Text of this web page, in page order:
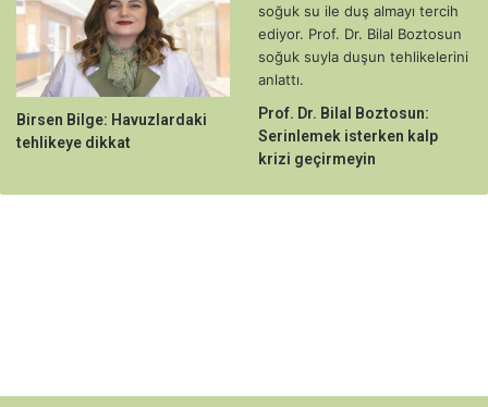
Birsen Bilge: Havuzlardaki
tehlikeye dikkat
Prof. Dr. Bilal Boztosun:
Serinlemek isterken kalp
krizi geçirmeyin